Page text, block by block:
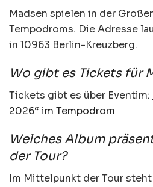
Madsen spielen in der
Tempodroms. Die Adresse
in 10963 Berlin-Kreuzberg.
Wo gibt es Tickets für
Tickets gibt es über Eventim:
2026“ im Tempodrom
Welches Album
der Tour?
Im Mittelpunkt der Tour